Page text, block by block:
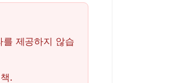
제공하지 않습
.